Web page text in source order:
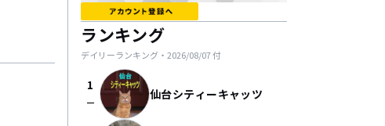
ランキング
デイリーランキング・ 2026/08/07付
1
check_indeterminate_small 仙台シティーキャッツ